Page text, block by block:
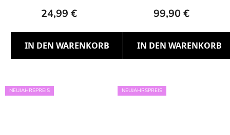
24,99 €
IN DEN WARENKORB
99,90 €
IN DEN WARENKORB
NEUJAHRSPREIS NEUJAHRSPREIS